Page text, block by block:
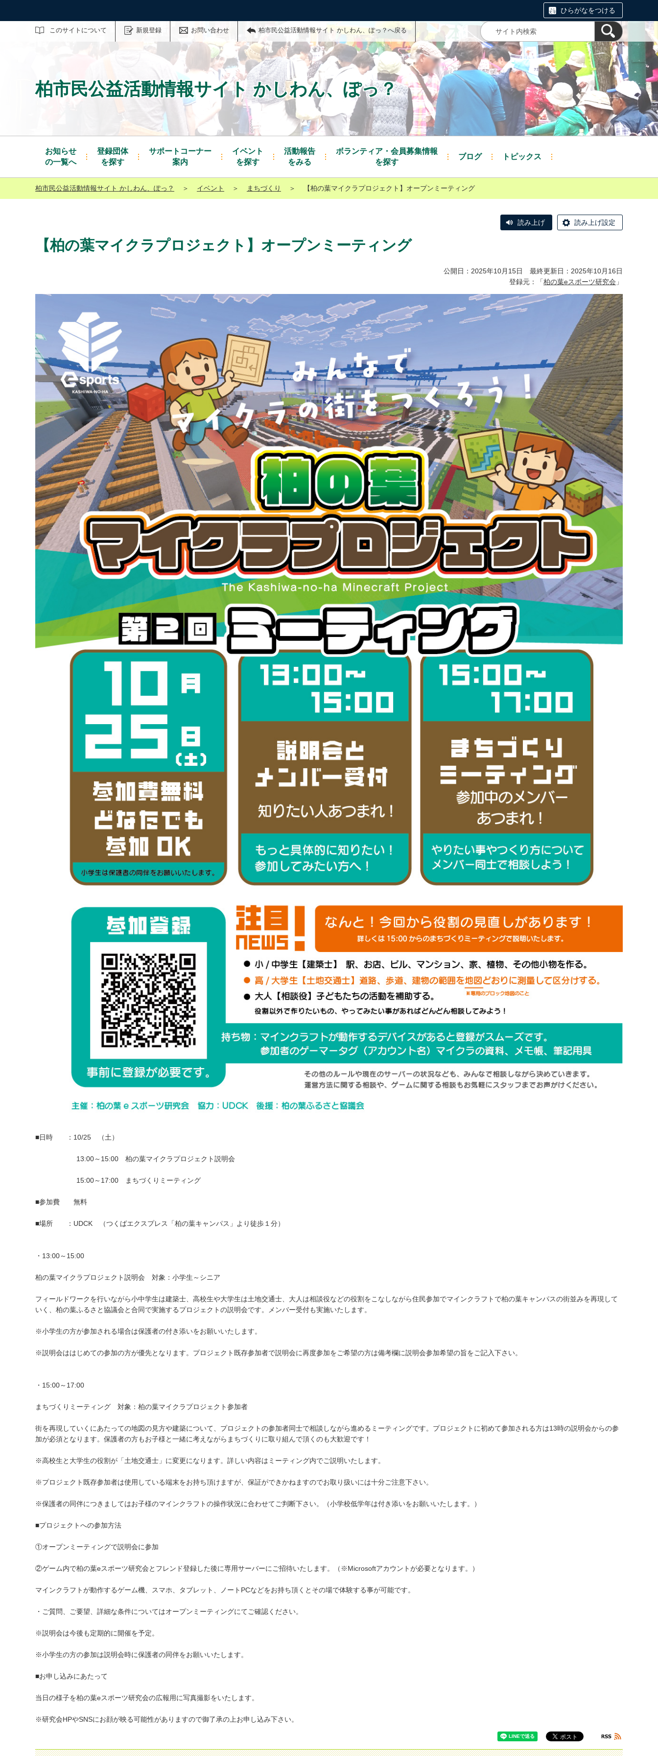
ひらがなをつける
このサイトについて 新規登録 お問い合わせ 柏市民公益活動情報サイト かしわん、ぽっ？へ戻る
サイト内検索
柏市民公益活動情報サイト かしわん、ぽっ？
お知らせ
の一覧へ
登録団体
を探す
サポートコーナー
案内
イベント
を探す
活動報告
をみる
ボランティア・会員募集情報
を探す
ブログ トピックス
柏市民公益活動情報サイト かしわん、ぽっ？ ＞ イベント ＞ まちづくり ＞ 【柏の葉マイクラプロジェクト】オープンミーティング
読み上げ 読み上げ設定
【柏の葉マイクラプロジェクト】オープンミーティング
公開日：2025年10月15日 最終更新日：2025年10月16日
登録元：「柏の葉eスポーツ研究会 」
■日時 ：10/25 （土）
13:00～15:00 柏の葉マイクラプロジェクト説明会
15:00～17:00 まちづくりミーティング
■参加費 無料
■場所 ：UDCK （つくばエクスプレス「柏の葉キャンパス」より徒歩１分）
・13:00～15:00
柏の葉マイクラプロジェクト説明会 対象：小学生～シニア
フィールドワークを行いながら小中学生は建築士、高校生や大学生は土地交通士、大人は相談役などの役割をこなしながら住民参加でマインクラフトで柏の葉キャンパスの街並みを再現して
いく、柏の葉ふるさと協議会と合同で実施するプロジェクトの説明会です。メンバー受付も実施いたします。
※小学生の方が参加される場合は保護者の付き添いをお願いいたします。
※説明会ははじめての参加の方が優先となります。プロジェクト既存参加者で説明会に再度参加をご希望の方は備考欄に説明会参加希望の旨をご記入下さい。
・15:00～17:00
まちづくりミーティング 対象：柏の葉マイクラプロジェクト参加者
街を再現していくにあたっての地図の見方や建築について、プロジェクトの参加者同士で相談しながら進めるミーティングです。プロジェクトに初めて参加される方は13時の説明会からの参
加が必須となります。保護者の方もお子様と一緒に考えながらまちづくりに取り組んで頂くのも大歓迎です！
※高校生と大学生の役割が「土地交通士」に変更になります。詳しい内容はミーティング内でご説明いたします。
※プロジェクト既存参加者は使用している端末をお持ち頂けますが、保証ができかねますのでお取り扱いには十分ご注意下さい。
※保護者の同伴につきましてはお子様のマインクラフトの操作状況に合わせてご判断下さい。（小学校低学年は付き添いをお願いいたします。）
■プロジェクトへの参加方法
①オープンミーティングで説明会に参加
②ゲーム内で柏の葉eスポーツ研究会とフレンド登録した後に専用サーバーにご招待いたします。（※Microsoftアカウントが必要となります。）
マインクラフトが動作するゲーム機、スマホ、タブレット、ノートPCなどをお持ち頂くとその場で体験する事が可能です。
・ご質問、ご要望、詳細な条件についてはオープンミーティングにてご確認ください。
※説明会は今後も定期的に開催を予定。
※小学生の方の参加は説明会時に保護者の同伴をお願いいたします。
■お申し込みにあたって
当日の様子を柏の葉eスポーツ研究会の広報用に写真撮影をいたします。
※研究会HPやSNSにお顔が映る可能性がありますので御了承の上お申し込み下さい。